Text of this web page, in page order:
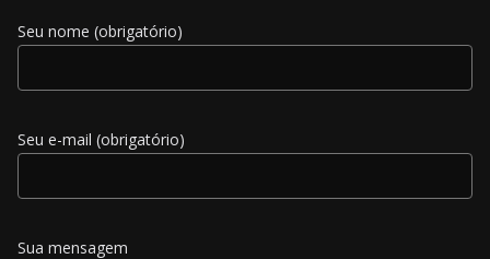
Seu nome (obrigatório)
Seu e-mail (obrigatório)
Sua mensagem